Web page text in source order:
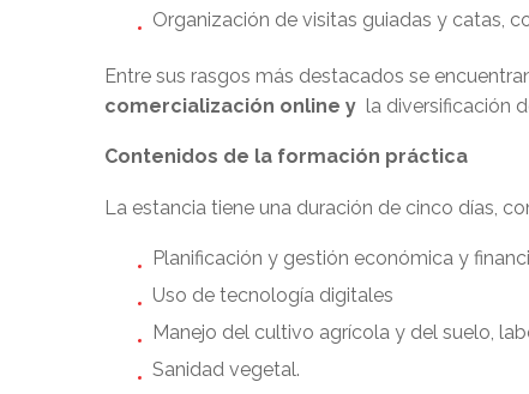
Organización de visitas guiadas y catas,
Entre sus rasgos más destacados se
comercialización online y la diversificación
Contenidos de la formación práctica
La estancia tiene una duración de cinco días,
Planificación y gestión económica y
Uso de tecnología digitales
Manejo del cultivo agrícola y del suelo,
Sanidad vegetal.